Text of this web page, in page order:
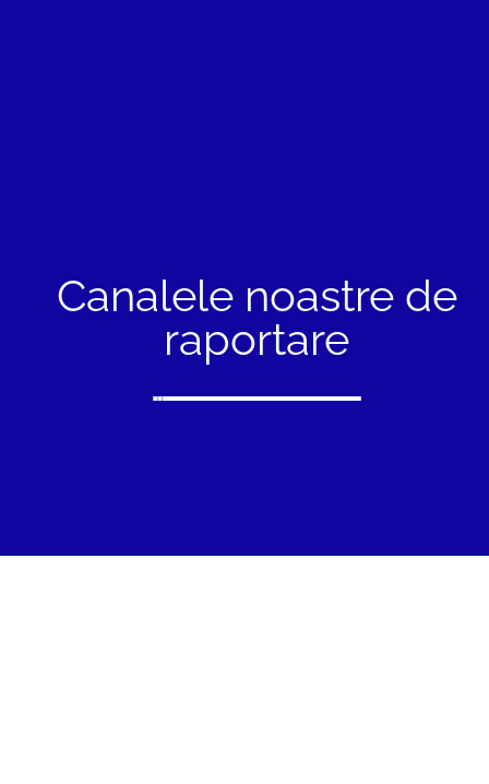
Canalele noastre de
raportare